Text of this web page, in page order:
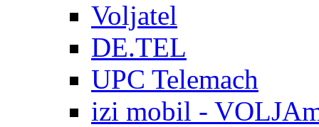
Voljatel
DE.TEL
UPC Telemach
izi mobil -